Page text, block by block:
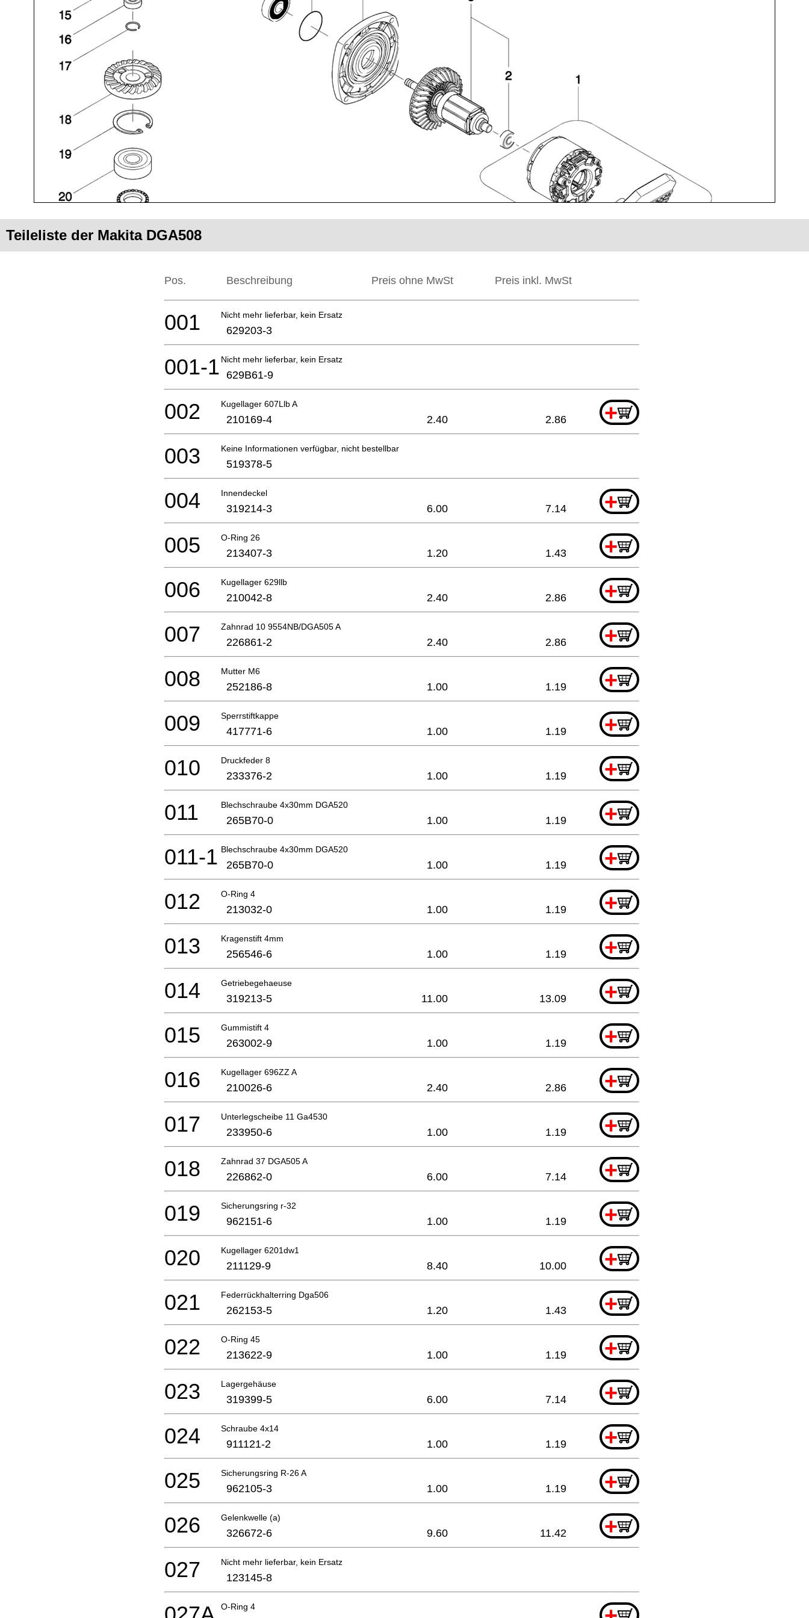
Teileliste der Makita DGA508
Pos. Beschreibung Preis ohne MwSt Preis inkl. MwSt
Nicht mehr lieferbar, kein Ersatz
001 629203-3
Nicht mehr lieferbar, kein Ersatz
001-1 629B61-9
Kugellager 607Llb A +
002 210169-4 2.40 2.86
Keine Informationen verfügbar, nicht bestellbar
003 519378-5
Innendeckel +
004 319214-3 6.00 7.14
O-Ring 26 +
005 213407-3 1.20 1.43
Kugellager 629llb +
006 210042-8 2.40 2.86
Zahnrad 10 9554NB/DGA505 A +
007 226861-2 2.40 2.86
Mutter M6 +
008 252186-8 1.00 1.19
Sperrstiftkappe +
009 417771-6 1.00 1.19
Druckfeder 8 +
010 233376-2 1.00 1.19
Blechschraube 4x30mm DGA520 +
011 265B70-0 1.00 1.19
Blechschraube 4x30mm DGA520 +
011-1 265B70-0 1.00 1.19
O-Ring 4 +
012 213032-0 1.00 1.19
Kragenstift 4mm +
013 256546-6 1.00 1.19
Getriebegehaeuse +
014 319213-5 11.00 13.09
Gummistift 4 +
015 263002-9 1.00 1.19
Kugellager 696ZZ A +
016 210026-6 2.40 2.86
Unterlegscheibe 11 Ga4530 +
017 233950-6 1.00 1.19
Zahnrad 37 DGA505 A +
018 226862-0 6.00 7.14
Sicherungsring r-32 +
019 962151-6 1.00 1.19
Kugellager 6201dw1 +
020 211129-9 8.40 10.00
Federrückhalterring Dga506 +
021 262153-5 1.20 1.43
O-Ring 45 +
022 213622-9 1.00 1.19
Lagergehäuse +
023 319399-5 6.00 7.14
Schraube 4x14 +
024 911121-2 1.00 1.19
Sicherungsring R-26 A +
025 962105-3 1.00 1.19
Gelenkwelle (a) +
026 326672-6 9.60 11.42
Nicht mehr lieferbar, kein Ersatz
027 123145-8
O-Ring 4